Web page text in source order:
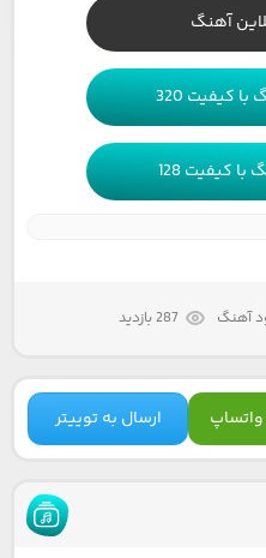
آهنگ
کیفیت 320
کیفیت 128
آهنگ 287 بازدید
واتساپ ارسال به توییتر